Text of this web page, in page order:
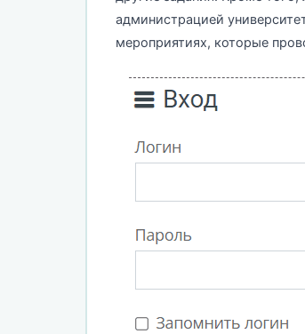
администрацией
мероприятиях, которые